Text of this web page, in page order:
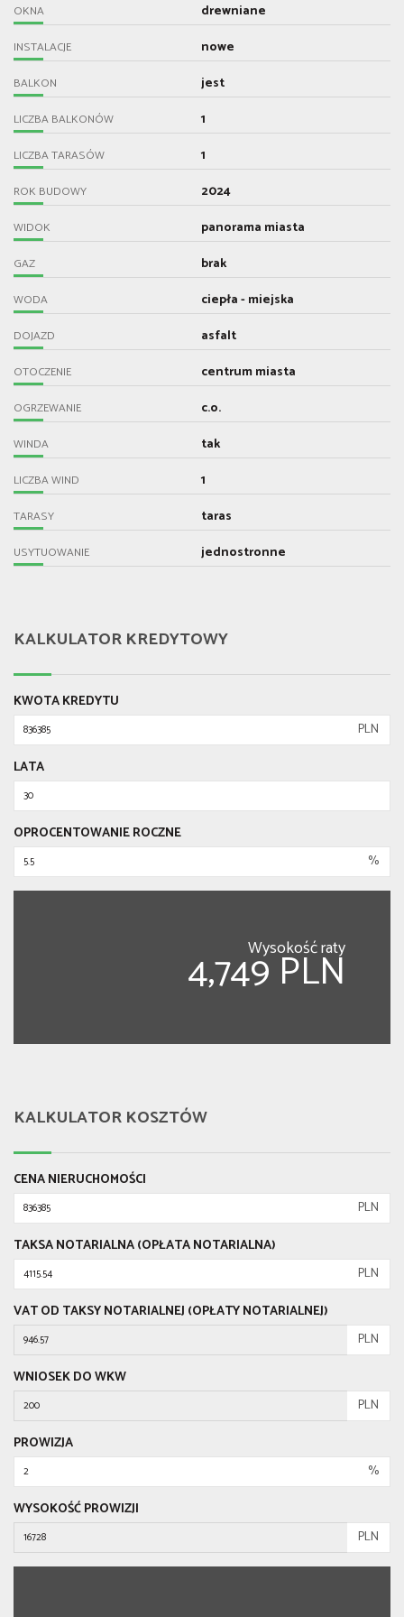
OKNA drewniane
INSTALACJE nowe
BALKON jest
LICZBA BALKONÓW 1
LICZBA TARASÓW 1
ROK BUDOWY 2024
WIDOK panorama miasta
GAZ brak
WODA ciepła - miejska
DOJAZD asfalt
OTOCZENIE centrum miasta
OGRZEWANIE c.o.
WINDA tak
LICZBA WIND 1
TARASY taras
USYTUOWANIE jednostronne
KALKULATOR KREDYTOWY
KWOTA KREDYTU
PLN
LATA
OPROCENTOWANIE ROCZNE
%
Wysokość raty
4,749 PLN
KALKULATOR KOSZTÓW
CENA NIERUCHOMOŚCI
PLN
TAKSA NOTARIALNA (OPŁATA NOTARIALNA)
PLN
VAT OD TAKSY NOTARIALNEJ (OPŁATY NOTARIALNEJ)
PLN
WNIOSEK DO WKW
PLN
PROWIZJA
%
WYSOKOŚĆ PROWIZJI
PLN